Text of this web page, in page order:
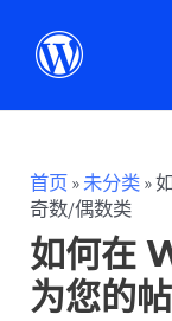
首页 »未分类 »
奇数/偶数类
如何在
为您的